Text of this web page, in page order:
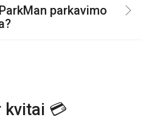
parkavimo
kvitai 💳